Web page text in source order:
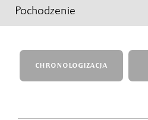
Pochodzenie
CHRONOLOGIZACJA